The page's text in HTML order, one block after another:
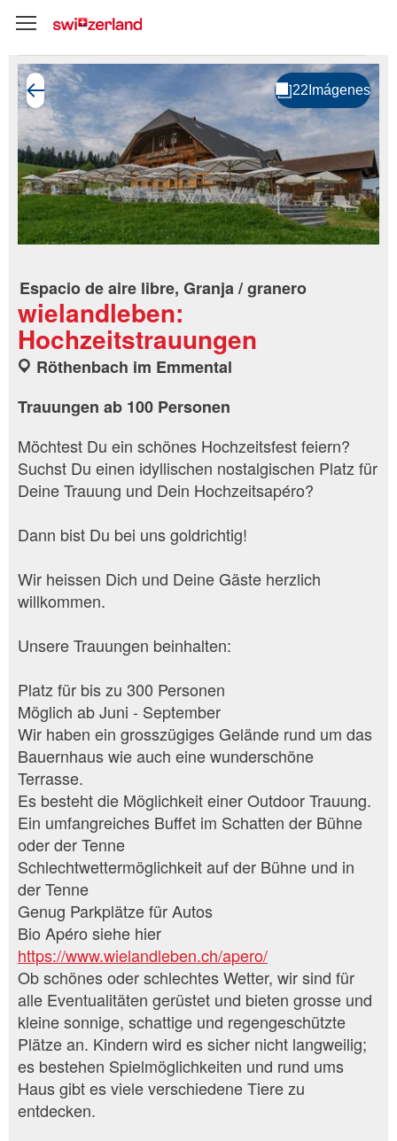
Espacio de aire libre, Granja / granero
wielandleben:
Hochzeitstrauungen
Röthenbach im Emmental
Trauungen ab 100 Personen
Möchtest Du ein schönes Hochzeitsfest feiern?
Suchst Du einen idyllischen nostalgischen Platz für
Deine Trauung und Dein Hochzeitsapéro?
Dann bist Du bei uns goldrichtig!
Wir heissen Dich und Deine Gäste herzlich
willkommen.
Unsere Trauungen beinhalten:
Platz für bis zu 300 Personen
Möglich ab Juni - September
Wir haben ein grosszügiges Gelände rund um das
Bauernhaus wie auch eine wunderschöne
Terrasse.
Es besteht die Möglichkeit einer Outdoor Trauung.
Ein umfangreiches Buffet im Schatten der Bühne
oder der Tenne
Schlechtwettermöglichkeit auf der Bühne und in
der Tenne
Genug Parkplätze für Autos
Bio Apéro siehe hier
https://www.wielandleben.ch/apero/
Ob schönes oder schlechtes Wetter, wir sind für
alle Eventualitäten gerüstet und bieten grosse und
kleine sonnige, schattige und regengeschützte
Plätze an. Kindern wird es sicher nicht langweilig;
es bestehen Spielmöglichkeiten und rund ums
Haus gibt es viele verschiedene Tiere zu
entdecken.